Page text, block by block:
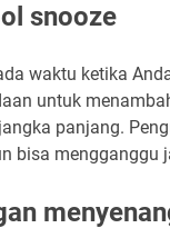
snooze
waktu ketika
untuk
panjang.
bisa mengganggu